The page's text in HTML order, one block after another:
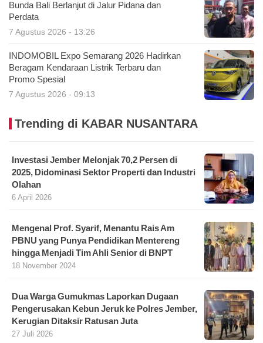
Bunda Bali Berlanjut di Jalur Pidana dan
Perdata
7 Agustus 2026 - 13:26
INDOMOBIL Expo Semarang 2026 Hadirkan
Beragam Kendaraan Listrik Terbaru dan
Promo Spesial
7 Agustus 2026 - 09:13
Trending di KABAR NUSANTARA
Investasi Jember Melonjak 70,2 Persen di
2025, Didominasi Sektor Properti dan Industri
Olahan
6 April 2026
Mengenal Prof. Syarif, Menantu Rais Am
PBNU yang Punya Pendidikan Mentereng
hingga Menjadi Tim Ahli Senior di BNPT
18 November 2024
Dua Warga Gumukmas Laporkan Dugaan
Pengerusakan Kebun Jeruk ke Polres Jember,
Kerugian Ditaksir Ratusan Juta
27 Juli 2026